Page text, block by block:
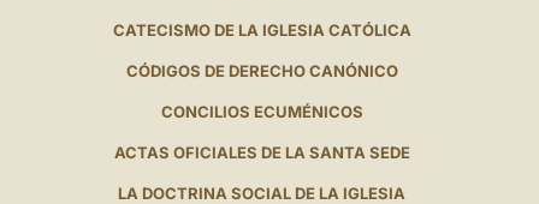
CATECISMO DE LA IGLESIA CATÓLICA
CÓDIGOS DE DERECHO CANÓNICO
CONCILIOS ECUMÉNICOS
ACTAS OFICIALES DE LA SANTA SEDE
LA DOCTRINA SOCIAL DE LA IGLESIA